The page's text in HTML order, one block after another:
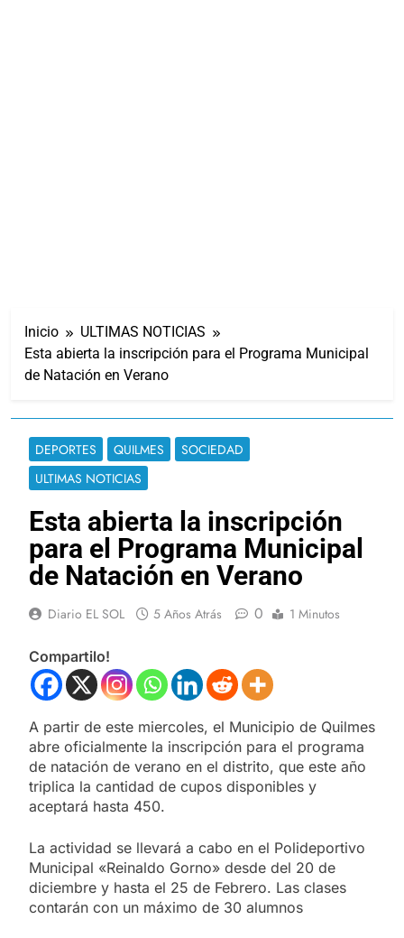
Inicio
ULTIMAS NOTICIAS
Esta abierta la inscripción para el Programa Municipal
de Natación en Verano
DEPORTES QUILMES
SOCIEDAD
ULTIMAS NOTICIAS
Esta abierta la inscripción
para el Programa Municipal
de Natación en Verano
Diario EL SOL 5 Años Atrás 0 1 Minutos
Compartilo!
A partir de este miercoles, el Municipio de Quilmes
abre oficialmente la inscripción para el programa
de natación de verano en el distrito, que este año
triplica la cantidad de cupos disponibles y
aceptará hasta 450.
La actividad se llevará a cabo en el Polideportivo
Municipal «Reinaldo Gorno» desde del 20 de
diciembre y hasta el 25 de Febrero. Las clases
contarán con un máximo de 30 alumnos